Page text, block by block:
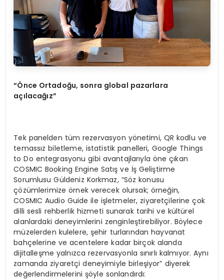
“Önce Ortadoğu, sonra global pazarlara
açılacağız”
Tek panelden tüm rezervasyon yönetimi, QR kodlu ve
temassız biletleme, istatistik panelleri, Google Things
to Do entegrasyonu gibi avantajlarıyla öne çıkan
COSMIC Booking Engine Satış ve İş Geliştirme
Sorumlusu Güldeniz Korkmaz, “Söz konusu
çözümlerimize örnek verecek olursak; örneğin,
COSMIC Audio Guide ile işletmeler, ziyaretçilerine çok
dilli sesli rehberlik hizmeti sunarak tarihi ve kültürel
alanlardaki deneyimlerini zenginleştirebiliyor. Böylece
müzelerden kulelere, şehir turlarından hayvanat
bahçelerine ve acentelere kadar birçok alanda
dijitalleşme yalnızca rezervasyonla sınırlı kalmıyor. Aynı
zamanda ziyaretçi deneyimiyle birleşiyor” diyerek
değerlendirmelerini şöyle sonlandırdı: